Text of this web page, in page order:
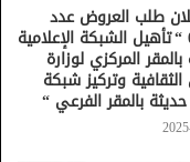
طلب العروض عدد
09/2025 “ تأهيل الشبكة الإعلامية
بالمقر المركزي لوزارة
وتركيز شبكة
بالمقر الفرعي “